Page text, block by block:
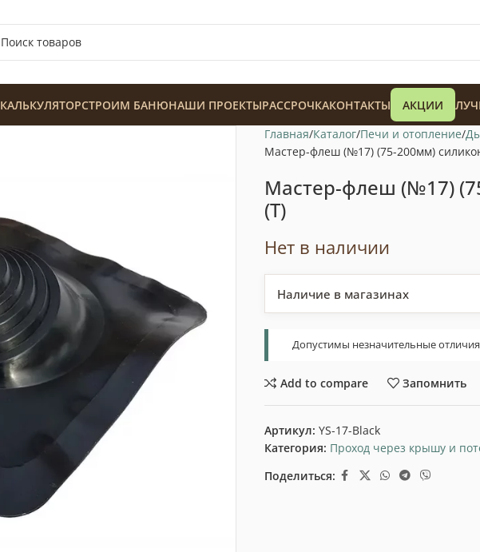
КАЛЬКУЛЯТОРСТРОИМ БАНЮНАШИ ПРОЕКТЫРАССРОЧКАКОНТАКТЫ АКЦИИ
Главная Каталог Печи и отопление
Мастер-флеш (№17) (75-200мм)
Мастер-флеш (№17)
(Т)
Нет в наличии
Наличие в магазинах
Допустимы незначительные
Add to compare Запомнить
Артикул: YS-17-Black
Категория: Проход через крышу и
Поделиться: